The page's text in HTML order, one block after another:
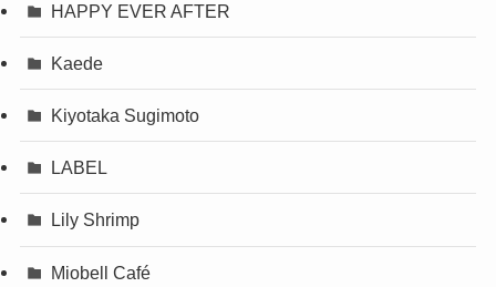
HAPPY EVER AFTER
Kaede
Kiyotaka Sugimoto
LABEL
Lily Shrimp
Miobell Café